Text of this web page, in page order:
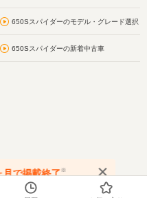
650Sスパイダーのモデル・グレード選択
650Sスパイダーの新着中古車
月で掲載終了※
わせください